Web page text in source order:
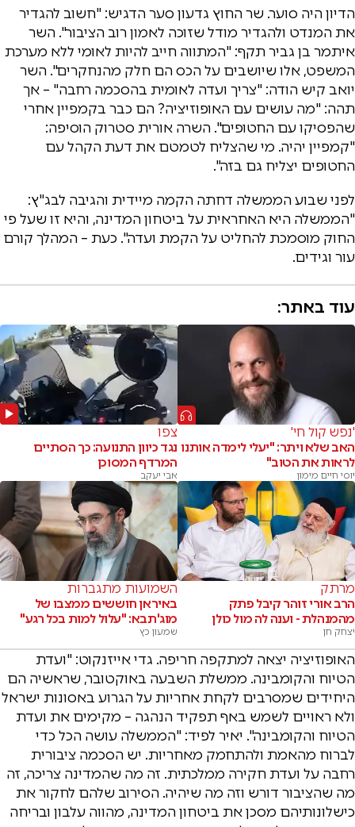
הדיון היה סוער. שר החוץ גדעון סער הדגיש: "חשוב להגדיר
את המנדט ולהגדיר מודל שזוכה לאמון רוב הציבור". השר
איתמר בן גביר תקף: "המתווה חייב להיות לאומי ללא מערכת
המשפט, אלו שיושבים על הכס הם חלק מהנחקרים". השר
יואב קיש הודה: "צריך ועדה לאומית בהסכמה רחבה" – אך
תהה: "מה עושים עם האופוזיציה? הם כבר בקמפיין אחרי
שהפסיקו עם החטופים". השרה אורית סטרוק הוסיפה:
"קמפיין יהיה. מי שהצליח לטמטם את דעת הקהל עם
החטופים יצליח גם בזה".
לפני שבוע הממשלה דחתה הקמה מיידית והגיבה לבג"ץ:
"הממשלה היא האחראית על ביטחון המדינה, והיא זו שעל פי
החוק מוסמכת להחליט על הקמת ועדה". כעת – המהלך קורם
עור וגידים.
עוד באתר:
'נפש קול חי'
האב שלא ויתר: "יעלי לימדה אותנו
לראות את הטוב"
יוסי חיים מימון
צפו
נגד כיוון התנועה: כך הסתיים
המרדף המסוכן
אבי יעקב
מרתק
הרב אורי זוהר קיבל פתק
מהמנהלת - וענה לה מול כולן
יצחק חן
השמועות מתגברות
באיראן חוששים ממצבו של
מוג'תבא: "עלול למות בכל רגע"
שמעון כץ
האופוזיציה יצאה למתקפה חריפה. גדי אייזנקוט: "ועדת
הטיוח והקומבינה. ממשלת השבעה באוקטובר, שראשיה הם
היחידים שמסרבים לקחת אחריות על הגרוע באסונות ישראל
ולא ראויים לשמש באף תפקיד הנהגה – מקימים את ועדת
הטיוח והקומבינה". יאיר לפיד: "הממשלה עושה הכל כדי
לברוח מהאמת ולהתחמק מאחריות. יש הסכמה ציבורית
רחבה על ועדת חקירה ממלכתית. זה מה שהמדינה צריכה, זה
מה שהציבור דורש וזה מה שיהיה. הסירוב שלהם לחקור את
כישלונותיהם מסכן את ביטחון המדינה, מהווה עלבון ובריחה